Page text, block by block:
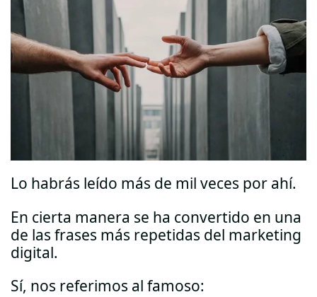
Lo habrás leído más de mil veces por ahí.
En cierta manera se ha convertido en una
de las frases más repetidas del marketing
digital.
Sí, nos referimos al famoso: